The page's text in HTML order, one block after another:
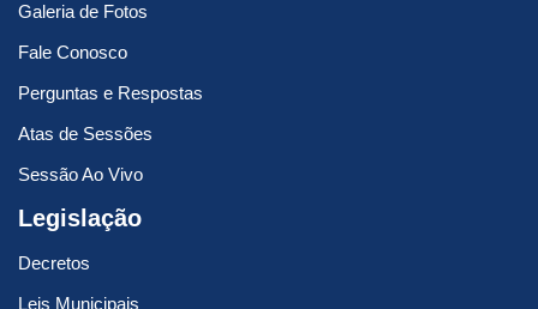
Galeria de Fotos
Fale Conosco
Perguntas e Respostas
Atas de Sessões
Sessão Ao Vivo
Legislação
Decretos
Leis Municipais